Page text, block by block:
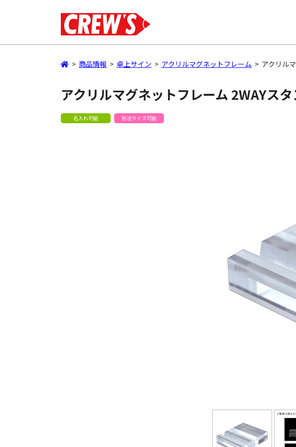
> 商品情報 > 卓上サイン > アクリルマグネットフレーム > アクリル
アクリルマグネットフレーム 2WAYスタ
名入れ可能 別注サイズ可能